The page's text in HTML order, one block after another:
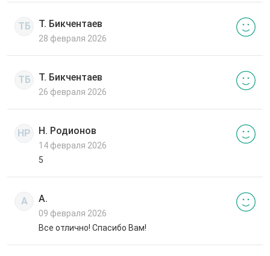
ТБ Т. Бикчентаев
28 февраля 2026
ТБ Т. Бикчентаев
26 февраля 2026
НР Н. Родионов
14 февраля 2026
5
А А.
09 февраля 2026
Все отлично! Спасибо Вам!